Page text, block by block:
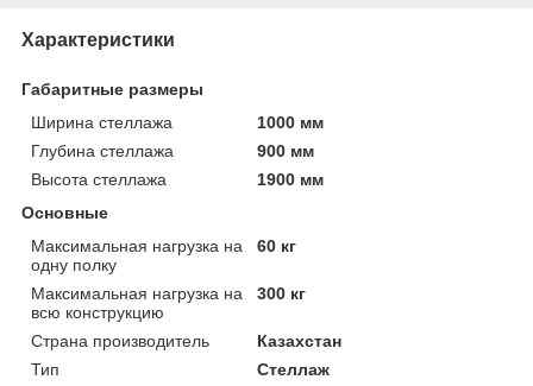
Характеристики
Габаритные размеры
Ширина стеллажа
1000 мм
Глубина стеллажа
900 мм
Высота стеллажа
1900 мм
Основные
Максимальная нагрузка на
одну полку
60 кг
Максимальная нагрузка на
всю конструкцию
300 кг
Страна производитель
Казахстан
Тип
Стеллаж